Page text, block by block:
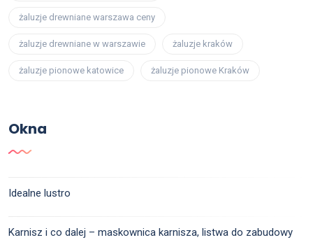
żaluzje drewniane warszawa ceny
żaluzje drewniane w warszawie żaluzje kraków
żaluzje pionowe katowice żaluzje pionowe Kraków
Okna
Idealne lustro
Karnisz i co dalej – maskownica karnisza, listwa do zabudowy